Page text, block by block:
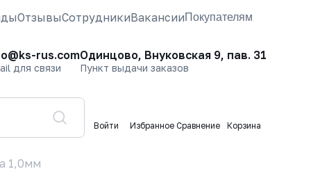
ОтзывыСотрудникиВакансииПокупателям
rus.com
для связи
Одинцово, Внуковская 9, пав. 31
Пункт выдачи заказов
Войти Избранное Сравнение Корзина
1,0мм